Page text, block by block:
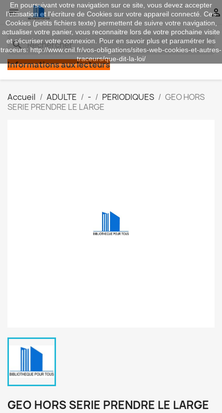
 
search
Informations aux lecteurs
Accueil ADULTE - PERIODIQUES
GEO HORS
SERIE PRENDRE LE LARGE
GEO HORS SERIE PRENDRE LE LARGE
En poursuivant votre navigation sur ce site, vous devez accepter
l’utilisation et l'écriture de Cookies sur votre appareil connecté. Ces
Cookies (petits fichiers texte) permettent de suivre votre navigation,
actualiser votre panier, vous reconnaitre lors de votre prochaine visite
et sécuriser votre connexion. Pour en savoir plus et paramétrer les
traceurs: http://www.cnil.fr/vos-obligations/sites-web-cookies-et-autres-
traceurs/que-dit-la-loi/